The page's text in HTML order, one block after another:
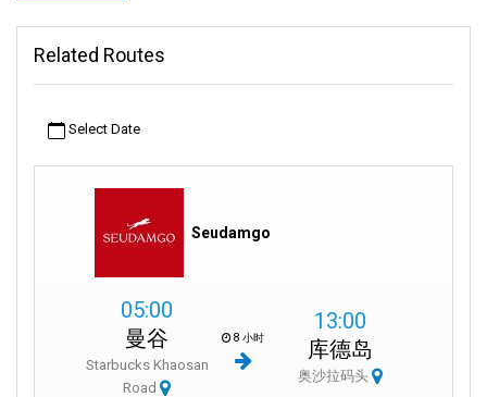
星巴克考山路店位于曼谷背包客聚集区的核心地带，周围环绕着
佛寺，或搭乘嘟嘟车前往唐人街。这里也是前往岛屿或邻近省份
划路线或等车的好地方。
无论你是刚开始旅程还是中途休息，
来便利、舒适，以及通往曼谷活力景点的优越位置。这是全球旅
Related Routes
Select Date
Seudamgo
05:00
曼谷
Starbucks Khaosan
Road
8 小时
13:00
库德岛
奥沙拉码头